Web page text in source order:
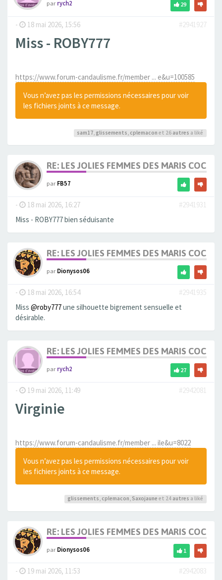
parrych2 29
- 18 mai 2026, 15:56 #2941927
Miss - ROBY777
https://www.forum-candaulisme.fr/member ... e&u=100585
Vous n’avez pas les permissions nécessaires pour voir
les fichiers joints à ce message.
sam17 glissements cplemacon et 26 autres a liké
RE: LES JOLIES FEMMES DES MARIS COCUS
parFB57
- 18 mai 2026, 16:27
#2941931
Miss - ROBY777 bien séduisante
RE: LES JOLIES FEMMES DES MARIS COCUS
parDionysos06
- 18 mai 2026, 16:54
#2941935
Miss @roby777une silhouette bigrement sensuelle et
désirable.
RE: LES JOLIES FEMMES DES MARIS COCUS
parrych2 27
- 19 mai 2026, 11:49 #2942081
Virginie
https://www.forum-candaulisme.fr/member ... ile&u=8022
Vous n’avez pas les permissions nécessaires pour voir
les fichiers joints à ce message.
glissements, cplemacon, Saxojaune et 24 autres a liké
RE: LES JOLIES FEMMES DES MARIS COCUS
parDionysos06 1
- 19 mai 2026, 11:53
#2942083